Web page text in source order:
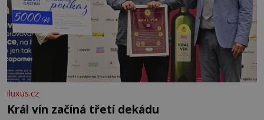
iluxus.cz
Král vín začíná třetí dekádu